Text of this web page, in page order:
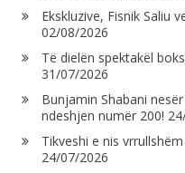
Ekskluzive, Fisnik Saliu
02/08/2026
Të dielën spektakël
31/07/2026
Bunjamin Shabani
ndeshjen numër 200!
Tikveshi e nis
24/07/2026